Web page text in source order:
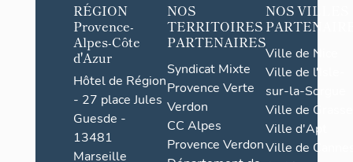
RÉGION
Provence-
Alpes-Côte
d'Azur
Hôtel de Région
- 27 place Jules
Guesde -
13481
Marseille
NOS
TERRITOIRES
PARTENAIRES
Syndicat Mixte
Provence Verte
Verdon
CC Alpes
Provence Verdon
NOS VILLES
Ville de Nice
Ville de l'Isle-
sur-la-Sorgue
Ville de Grasse
Ville d'Apt
Ville de